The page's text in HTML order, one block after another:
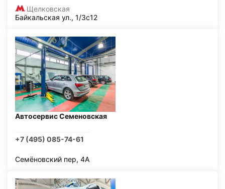
Щелковская
Байкальская ул., 1/3с12
Автосервис Семеновская
+7 (495) 085-74-61
Семёновский пер, 4А